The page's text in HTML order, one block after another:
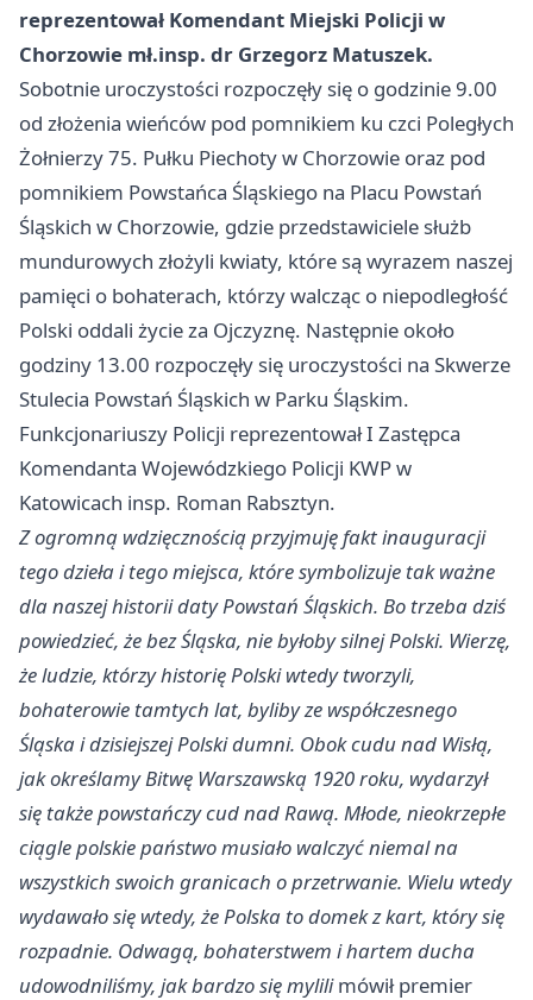
reprezentował Komendant Miejski Policji w
Chorzowie mł.insp. dr Grzegorz Matuszek.
Sobotnie uroczystości rozpoczęły się o godzinie 9.00
od złożenia wieńców pod pomnikiem ku czci Poległych
Żołnierzy 75. Pułku Piechoty w Chorzowie oraz pod
pomnikiem Powstańca Śląskiego na Placu Powstań
Śląskich w Chorzowie, gdzie przedstawiciele służb
mundurowych złożyli kwiaty, które są wyrazem naszej
pamięci o bohaterach, którzy walcząc o niepodległość
Polski oddali życie za Ojczyznę. Następnie około
godziny 13.00 rozpoczęły się uroczystości na Skwerze
Stulecia Powstań Śląskich w Parku Śląskim.
Funkcjonariuszy Policji reprezentował I Zastępca
Komendanta Wojewódzkiego Policji KWP w
Katowicach insp. Roman Rabsztyn.
Z ogromną wdzięcznością przyjmuję fakt inauguracji
tego dzieła i tego miejsca, które symbolizuje tak ważne
dla naszej historii daty Powstań Śląskich. Bo trzeba dziś
powiedzieć, że bez Śląska, nie byłoby silnej Polski. Wierzę,
że ludzie, którzy historię Polski wtedy tworzyli,
bohaterowie tamtych lat, byliby ze współczesnego
Śląska i dzisiejszej Polski dumni. Obok cudu nad Wisłą,
jak określamy Bitwę Warszawską 1920 roku, wydarzył
się także powstańczy cud nad Rawą. Młode, nieokrzepłe
ciągle polskie państwo musiało walczyć niemal na
wszystkich swoich granicach o przetrwanie. Wielu wtedy
wydawało się wtedy, że Polska to domek z kart, który się
rozpadnie. Odwagą, bohaterstwem i hartem ducha
udowodniliśmy, jak bardzo się mylilimówił premier